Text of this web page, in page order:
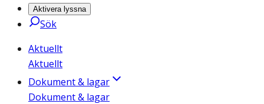
Aktivera lyssna
Sök
Aktuellt
Aktuellt
Dokument & lagar
Dokument & lagar